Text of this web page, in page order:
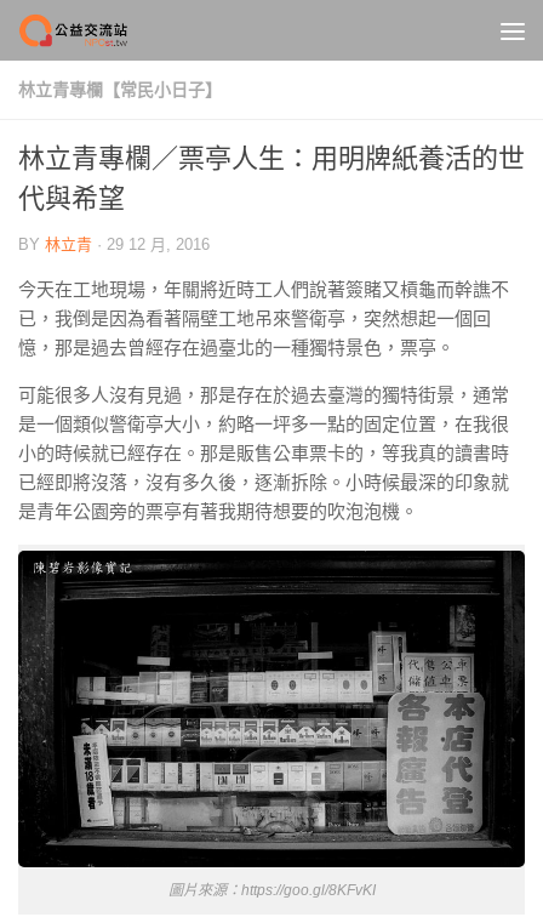
Skip to content
林立青專欄【常民小日子】
林立青專欄／票亭人生：用明牌紙養活的世
代與希望
BY 林立青 · 29 12 月, 2016
今天在工地現場，年關將近時工人們說著簽賭又槓龜而幹譙不
已，我倒是因為看著隔壁工地吊來警衛亭，突然想起一個回
憶，那是過去曾經存在過臺北的一種獨特景色，票亭。
可能很多人沒有見過，那是存在於過去臺灣的獨特街景，通常
是一個類似警衛亭大小，約略一坪多一點的固定位置，在我很
小的時候就已經存在。那是販售公車票卡的，等我真的讀書時
已經即將沒落，沒有多久後，逐漸拆除。小時候最深的印象就
是青年公園旁的票亭有著我期待想要的吹泡泡機。
圖片來源：https://goo.gl/8KFvKI